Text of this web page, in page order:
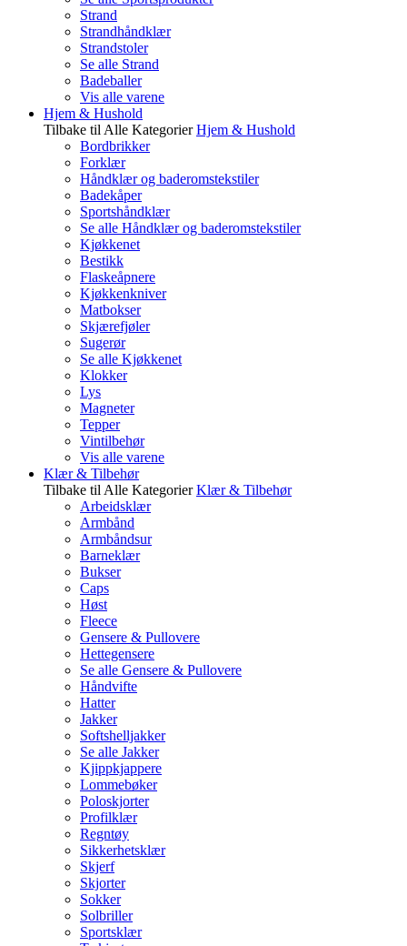
Strand
Strandhåndklær
Strandstoler
Se alle Strand
Badeballer
Vis alle varene
Hjem & Hushold
Tilbake til Alle Kategorier Hjem & Hushold
Bordbrikker
Forklær
Håndklær og baderomstekstiler
Badekåper
Sportshåndklær
Se alle Håndklær og baderomstekstiler
Kjøkkenet
Bestikk
Flaskeåpnere
Kjøkkenkniver
Matbokser
Skjærefjøler
Sugerør
Se alle Kjøkkenet
Klokker
Lys
Magneter
Tepper
Vintilbehør
Vis alle varene
Klær & Tilbehør
Tilbake til Alle Kategorier Klær & Tilbehør
Arbeidsklær
Armbånd
Armbåndsur
Barneklær
Bukser
Caps
Høst
Fleece
Gensere & Pullovere
Hettegensere
Se alle Gensere & Pullovere
Håndvifte
Hatter
Jakker
Softshelljakker
Se alle Jakker
Kjippkjappere
Lommebøker
Poloskjorter
Profilklær
Regntøy
Sikkerhetsklær
Skjerf
Skjorter
Sokker
Solbriller
Sportsklær